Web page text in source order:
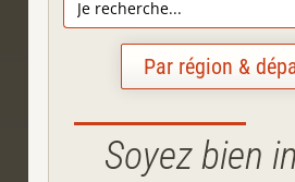
for:
Par région &
Soyez bien